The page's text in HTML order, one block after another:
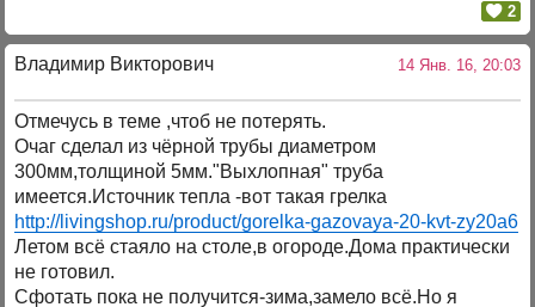
2
Владимир Викторович 14 Янв. 16, 20:03
Отмечусь в теме ,чтоб не потерять.
Очаг сделал из чёрной трубы диаметром
300мм,толщиной 5мм."Выхлопная" труба
имеется.Источник тепла -вот такая грелка
http://livingshop.ru/product/gorelka-gazovaya-20-kvt-zy20a6
Летом всё стаяло на столе,в огороде.Дома практически
не готовил.
Сфотать пока не получится-зима,замело всё.Но я